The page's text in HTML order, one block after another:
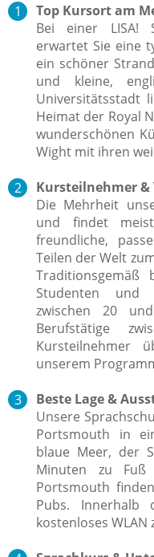
Top Kursort am
Bei einer LISA!
erwartet Sie eine
ein schöner
und kleine,
Universitätsstadt
Heimat der Royal
wunderschönen
Wight mit ihren
Kursteilnehmer &
Die Mehrheit
und findet
freundliche,
Teilen der Welt
Traditionsgemäß
Studenten und
zwischen 20
Berufstätige
Kursteilnehmer
unserem
Beste Lage &
Unsere
Portsmouth in
blaue Meer, der
Minuten zu
Portsmouth
Pubs. Innerhalb
kostenloses WLAN